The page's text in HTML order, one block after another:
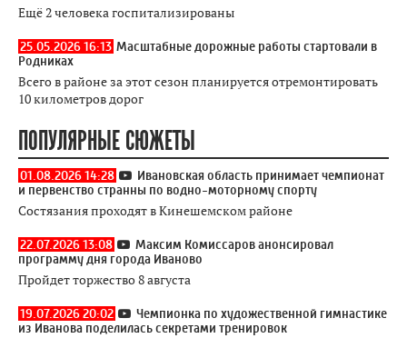
Ещё 2 человека госпитализированы
25.05.2026 16:13 Масштабные дорожные работы стартовали в
Родниках
Всего в районе за этот сезон планируется отремонтировать
10 километров дорог
ПОПУЛЯРНЫЕ СЮЖЕТЫ
01.08.2026 14:28
Ивановская область принимает чемпионат
и первенство странны по водно-моторному спорту
Состязания проходят в Кинешемском районе
22.07.2026 13:08
Максим Комиссаров анонсировал
программу дня города Иваново
Пройдет торжество 8 августа
19.07.2026 20:02
Чемпионка по художественной гимнастике
из Иванова поделилась секретами тренировок